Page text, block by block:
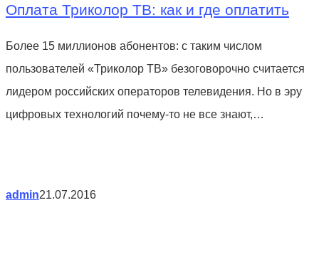
Оплата Триколор ТВ: как и где оплатить
Более 15 миллионов абонентов: с таким числом
пользователей «Триколор ТВ» безоговорочно считается
лидером российских операторов телевидения. Но в эру
цифровых технологий почему-то не все знают,…
admin21.07.2016